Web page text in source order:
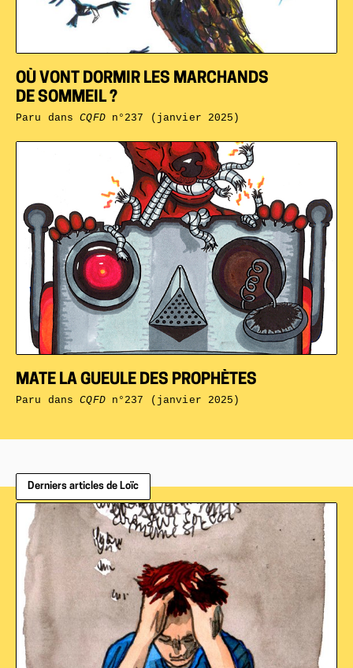
MATE LA GUEULE DES PROPHÈTES
Paru dansCQFDn°237 (janvier 2025)
OÙ VONT DORMIR LES MARCHANDS
DE SOMMEIL ?
Paru dansCQFDn°237 (janvier 2025)
Derniers articles de Loïc